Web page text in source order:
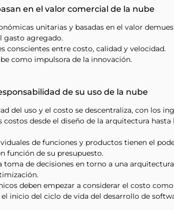
en el valor comercial de la nube
unitarias y basadas en el valor
gasto agregado.
conscientes entre costo, calidad y velocidad.
como impulsora de la innovación.
de su uso de la nube
del uso y el costo se descentraliza, con los
costos desde el diseño de la arquitectura hasta
de funciones y productos tienen el
función de su presupuesto.
toma de decisiones en torno a una
deben empezar a considerar el costo
inicio del ciclo de vida del desarrollo de